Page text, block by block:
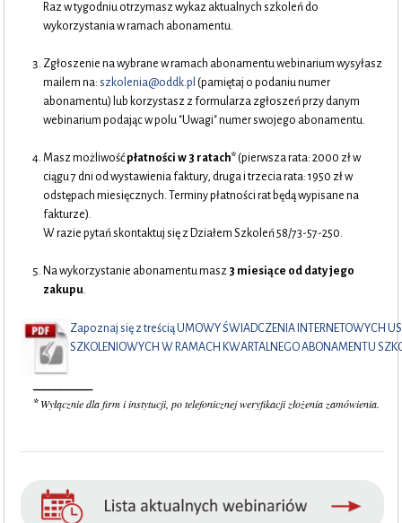
Raz w tygodniu otrzymasz wykaz aktualnych szkoleń do
wykorzystania w ramach abonamentu.
Zgłoszenie na wybrane w ramach abonamentu webinarium wysyłasz
mailem na:szkolenia@oddk.pl (pamiętaj o podaniu numer
abonamentu) lub korzystasz z formularza zgłoszeń przy danym
webinarium podając w polu "Uwagi" numer swojego abonamentu.
Masz możliwość płatności w 3 ratach* (pierwsza rata: 2000 zł w
ciągu 7 dni od wystawienia faktury, druga i trzecia rata: 1950 zł w
odstępach miesięcznych. Terminy płatności rat będą wypisane na
fakturze).
W razie pytań skontaktuj się z Działem Szkoleń 58/73-57-250.
Na wykorzystanie abonamentu masz 3 miesiące od daty jego
zakupu.
Zapoznaj się z treścią UMOWY ŚWIADCZENIA INTERNETOWYCH
SZKOLENIOWYCH W RAMACH KWARTALNEGO ABONAMENTU
* Wyłącznie dla firm i instytucji, po telefonicznej weryfikacji złożenia zamówienia.